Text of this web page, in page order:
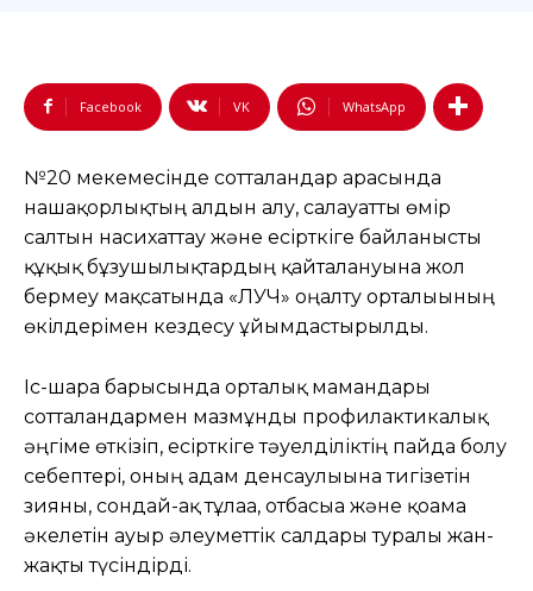
Facebook VK WhatsApp
№20 мекемесінде сотталғандар арасында
нашақорлықтың алдын алу, салауатты өмір
салтын насихаттау және есірткіге байланысты
құқық бұзушылықтардың қайталануына жол
бермеу мақсатында «ЛУЧ» оңалту орталығының
өкілдерімен кездесу ұйымдастырылды.
Іс-шара барысында орталық мамандары
сотталғандармен мазмұнды профилактикалық
әңгіме өткізіп, есірткіге тәуелділіктің пайда болу
себептері, оның адам денсаулығына тигізетін
зияны, сондай-ақ тұлғаға, отбасыға және қоғамға
әкелетін ауыр әлеуметтік салдары туралы жан-
жақты түсіндірді.